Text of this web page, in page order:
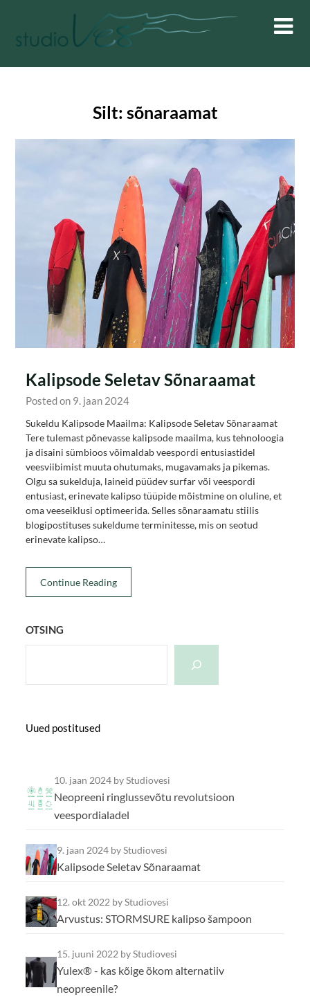
content
Silt: sõnaraamat
Kalipsode Seletav Sõnaraamat
Posted on 9. jaan 2024
Sukeldu Kalipsode Maailma: Kalipsode Seletav Sõnaraamat
Tere tulemast põnevasse kalipsode maailma, kus tehnoloogia
ja disaini sümbioos võimaldab veespordi entusiastidel
veesviibimist muuta ohutumaks, mugavamaks ja pikemas.
Olgu sa sukelduja, laineid püüdev surfar või veespordi
entusiast, erinevate kalipso tüüpide mõistmine on oluline, et
oma veeseiklusi optimeerida. Selles sõnaraamatu stiilis
blogipostituses sukeldume terminitesse, mis on seotud
erinevate kalipso…
Continue Reading
OTSING
Uued postitused
10. jaan 2024 by Studiovesi
Neopreeni ringlussevõtu revolutsioon
veespordialadel
9. jaan 2024 by Studiovesi
Kalipsode Seletav Sõnaraamat
12. okt 2022 by Studiovesi
Arvustus: STORMSURE kalipso šampoon
15. juuni 2022 by Studiovesi
Yulex® - kas kõige ökom alternatiiv
neopreenile?